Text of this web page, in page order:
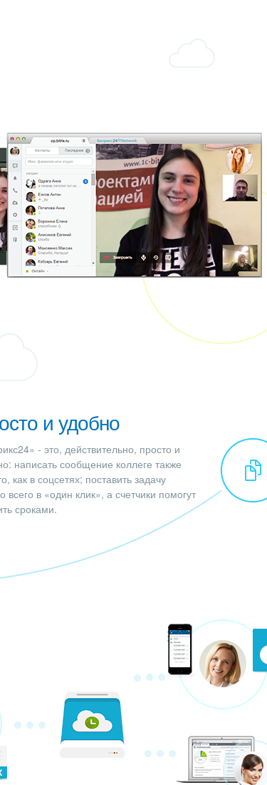
и удобно
- это, действительно, просто и
написать сообщение коллеге также
как в соцсетях; поставить задачу
всего в «один клик», а счетчики помогут
сроками.